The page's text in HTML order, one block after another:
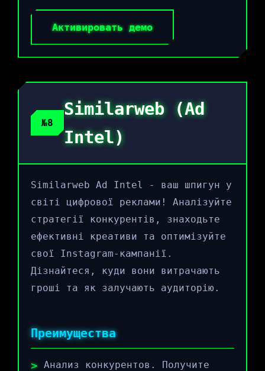
Активировать демо
№8
Similarweb (Ad
Intel)
Similarweb Ad Intel - ваш шпигун у
світі цифрової реклами! Аналізуйте
стратегії конкурентів, знаходьте
ефективні креативи та оптимізуйте
свої Instagram-кампанії.
Дізнайтеся, куди вони витрачають
гроші та як залучають аудиторію.
Преимущества
Анализ конкурентов. Получите